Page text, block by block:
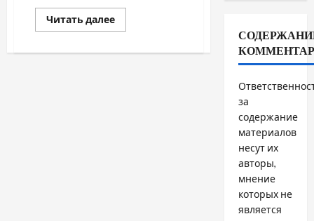
Читать далееПрочитать
больше
за
содержание
материалов
несут их
авторы,
мнение
которых не
является